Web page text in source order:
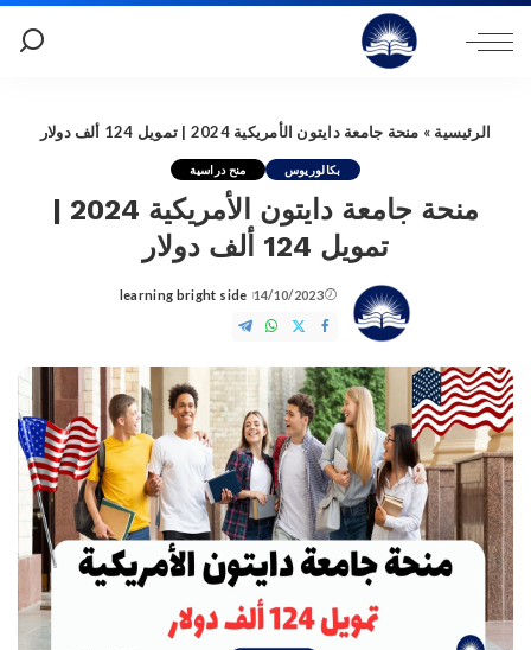
الرئيسية » منحة جامعة دايتون الأمريكية 2024 | تمويل 124 ألف دولار
بكالوريوس منح دراسية
منحة جامعة دايتون الأمريكية 2024 |
تمويل 124 ألف دولار
14/10/2023
Posted
by
learning bright side